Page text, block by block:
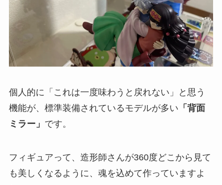
個人的に「これは一度味わうと戻れない」と思う
機能が、標準装備されているモデルが多い 「背面
ミラー」 です。
フィギュアって、造形師さんが360度どこから見て
も美しくなるように、魂を込めて作っていますよ